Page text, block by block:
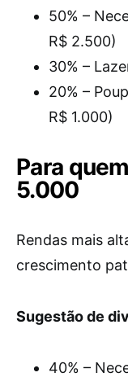
50% –
R$ 2.500)
30% –
20% –
R$ 1.000)
Para
5.000
Rendas mais
crescimento
Sugestão de
40% –